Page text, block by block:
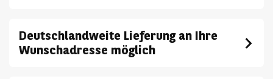
Deutschlandweite Lieferung an Ihre
Wunschadresse möglich